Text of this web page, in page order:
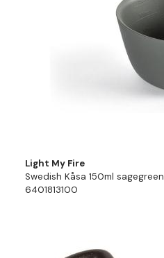
Light My Fire
Swedish Kåsa 150ml sagegreen
6401813100